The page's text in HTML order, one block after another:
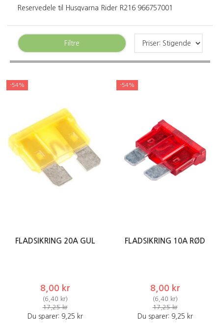
Reservedele til Husqvarna Rider R216 966757001
Filtre
-54%
FLADSIKRING 20A GUL
8,00 kr
(6,40 kr)
17,25 kr
Du sparer: 9,25 kr
-54%
FLADSIKRING 10A RØD
8,00 kr
(6,40 kr)
17,25 kr
Du sparer: 9,25 kr